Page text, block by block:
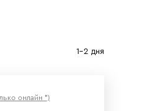
1-2 дня
онлайн *)